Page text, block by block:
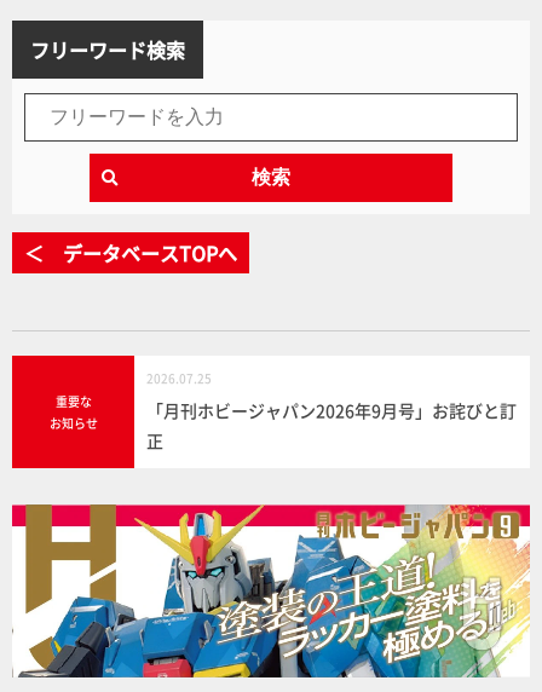
フリーワード検索
検索
＜ データベースTOPへ
重要な
お知らせ
2026.07.25
「月刊ホビージャパン2026年9月号」お詫びと訂
正